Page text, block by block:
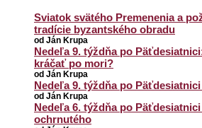
Sviatok svätého Premenenia a
tradície byzantského obradu
od Ján Krupa
Nedeľa 9. týždňa po
kráčať po mori?
od Ján Krupa
Nedeľa 9. týždňa po
od Ján Krupa
Nedeľa 6. týždňa po
ochrnutého